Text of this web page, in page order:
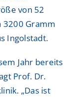
von 52
Gramm
Ingolstadt.
Jahr bereits
Prof. Dr.
„Das ist